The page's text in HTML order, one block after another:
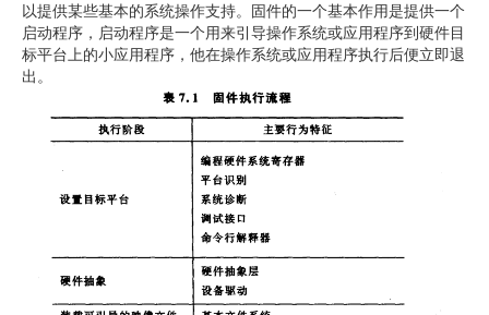
以提供某些基本的系统操作支持。固件的一个基本作用是提供一个
启动程序，启动程序是一个用来引导操作系统或应用程序到硬件目
标平台上的小应用程序，他在操作系统或应用程序执行后便立即退
出。